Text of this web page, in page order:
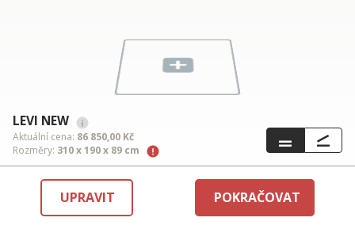
LEVI NEW
Aktuální cena: 86 850,00 Kč
Rozměry: 310 x 190 x 89 cm
UPRAVIT POKRAČOVAT